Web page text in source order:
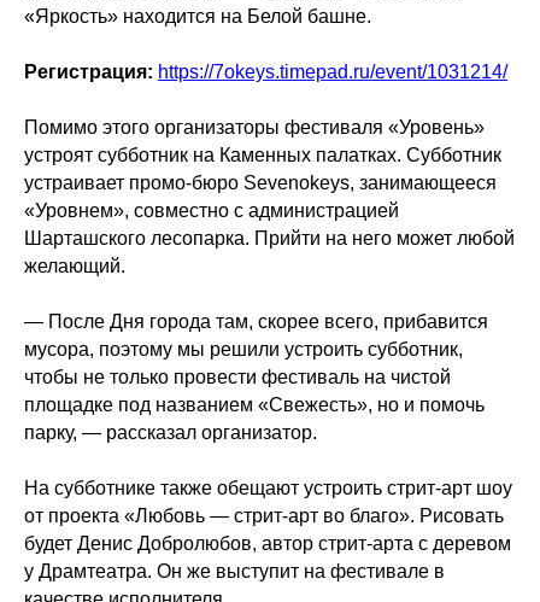
«Яркость» находится на Белой башне.
Регистрация: https://7okeys.timepad.ru/event/1031214/
Помимо этого организаторы фестиваля «Уровень»
устроят субботник на Каменных палатках. Субботник
устраивает промо-бюро Sevenokeys, занимающееся
«Уровнем», совместно с администрацией
Шарташского лесопарка. Прийти на него может любой
желающий.
— После Дня города там, скорее всего, прибавится
мусора, поэтому мы решили устроить субботник,
чтобы не только провести фестиваль на чистой
площадке под названием «Свежесть», но и помочь
парку, — рассказал организатор.
На субботнике также обещают устроить стрит-арт шоу
от проекта «Любовь — стрит-арт во благо». Рисовать
будет Денис Добролюбов, автор стрит-арта с деревом
у Драмтеатра. Он же выступит на фестивале в